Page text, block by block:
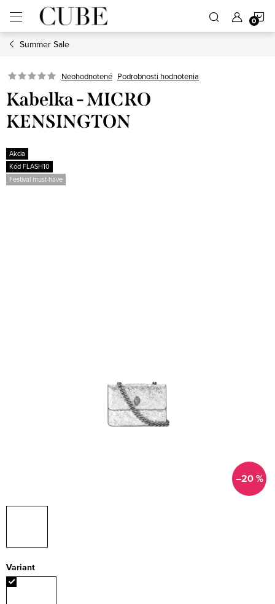
obsah
Summer Sale
Neohodnotené Podrobnosti hodnotenia
Kabelka - MICRO
KENSINGTON
Akcia
Kód FLASH10
Festival must-have
–20 %
Variant